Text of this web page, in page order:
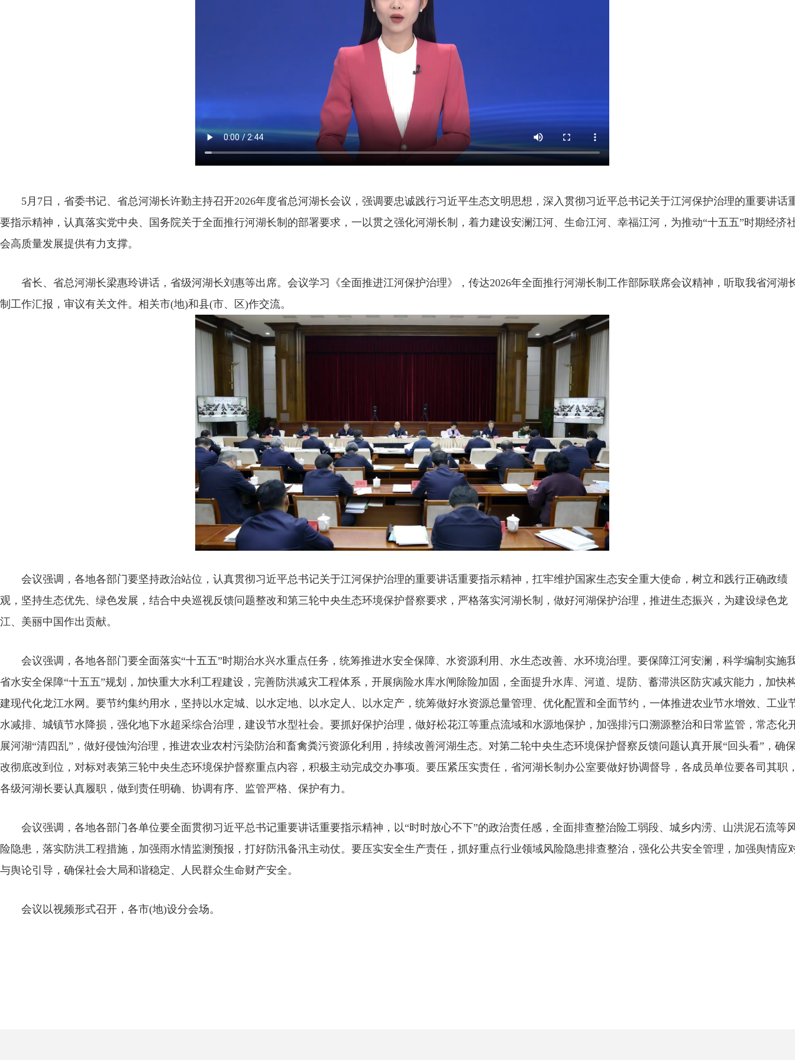
5月7日，省委书记、省总河湖长许勤主持召开2026年度省总河湖长会议，强调要忠诚践行习近平生态文明思想，深入贯彻习近平总书记关于江河保护治理的重要讲话
要指示精神，认真落实党中央、国务院关于全面推行河湖长制的部署要求，一以贯之强化河湖长制，着力建设安澜江河、生命江河、幸福江河，为推动“十五五”时期经济
会高质量发展提供有力支撑。
省长、省总河湖长梁惠玲讲话，省级河湖长刘惠等出席。会议学习《全面推进江河保护治理》，传达2026年全面推行河湖长制工作部际联席会议精神，听取我省河湖
制工作汇报，审议有关文件。相关市(地)和县(市、区)作交流。
会议强调，各地各部门要坚持政治站位，认真贯彻习近平总书记关于江河保护治理的重要讲话重要指示精神，扛牢维护国家生态安全重大使命，树立和践行正确政绩
观，坚持生态优先、绿色发展，结合中央巡视反馈问题整改和第三轮中央生态环境保护督察要求，严格落实河湖长制，做好河湖保护治理，推进生态振兴，为建设绿色龙
江、美丽中国作出贡献。
会议强调，各地各部门要全面落实“十五五”时期治水兴水重点任务，统筹推进水安全保障、水资源利用、水生态改善、水环境治理。要保障江河安澜，科学编制实施
省水安全保障“十五五”规划，加快重大水利工程建设，完善防洪减灾工程体系，开展病险水库水闸除险加固，全面提升水库、河道、堤防、蓄滞洪区防灾减灾能力，加快
建现代化龙江水网。要节约集约用水，坚持以水定城、以水定地、以水定人、以水定产，统筹做好水资源总量管理、优化配置和全面节约，一体推进农业节水增效、工业
水减排、城镇节水降损，强化地下水超采综合治理，建设节水型社会。要抓好保护治理，做好松花江等重点流域和水源地保护，加强排污口溯源整治和日常监管，常态化
展河湖“清四乱”，做好侵蚀沟治理，推进农业农村污染防治和畜禽粪污资源化利用，持续改善河湖生态。对第二轮中央生态环境保护督察反馈问题认真开展“回头看”，确
改彻底改到位，对标对表第三轮中央生态环境保护督察重点内容，积极主动完成交办事项。要压紧压实责任，省河湖长制办公室要做好协调督导，各成员单位要各司其职
各级河湖长要认真履职，做到责任明确、协调有序、监管严格、保护有力。
会议强调，各地各部门各单位要全面贯彻习近平总书记重要讲话重要指示精神，以“时时放心不下”的政治责任感，全面排查整治险工弱段、城乡内涝、山洪泥石流等
险隐患，落实防洪工程措施，加强雨水情监测预报，打好防汛备汛主动仗。要压实安全生产责任，抓好重点行业领域风险隐患排查整治，强化公共安全管理，加强舆情应
与舆论引导，确保社会大局和谐稳定、人民群众生命财产安全。
会议以视频形式召开，各市(地)设分会场。